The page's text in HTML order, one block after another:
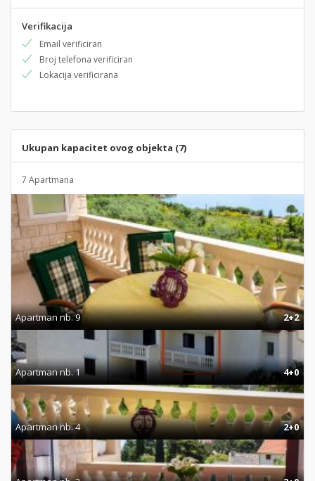
Verifikacija
Email verificiran
Broj telefona verificiran
Lokacija verificirana
Ukupan kapacitet ovog objekta (7)
7 Apartmana
Apartman nb. 9 2+2
Apartman nb. 1 4+0
Apartman nb. 4 2+0